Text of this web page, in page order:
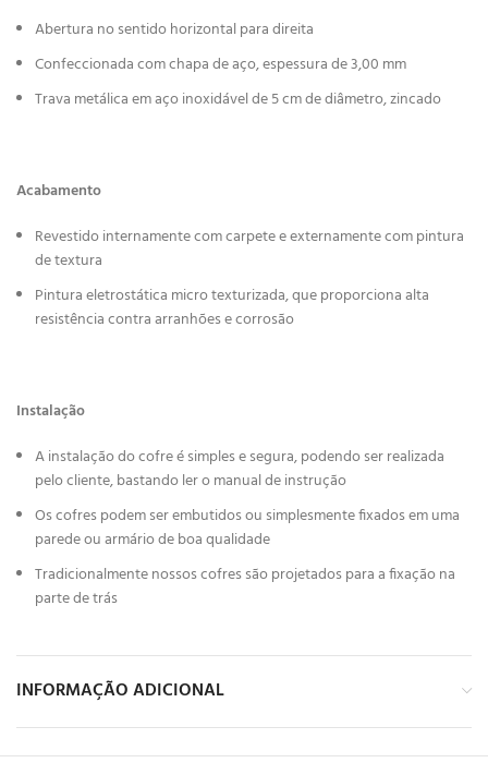
Abertura no sentido horizontal para direita
Confeccionada com chapa de aço, espessura de 3,00 mm
Trava metálica em aço inoxidável de 5 cm de diâmetro, zincado
Acabamento
Revestido internamente com carpete e externamente com pintura
de textura
Pintura eletrostática micro texturizada, que proporciona alta
resistência contra arranhões e corrosão
Instalação
A instalação do cofre é simples e segura, podendo ser realizada
pelo cliente, bastando ler o manual de instrução
Os cofres podem ser embutidos ou simplesmente fixados em uma
parede ou armário de boa qualidade
Tradicionalmente nossos cofres são projetados para a fixação na
parte de trás
INFORMAÇÃO ADICIONAL